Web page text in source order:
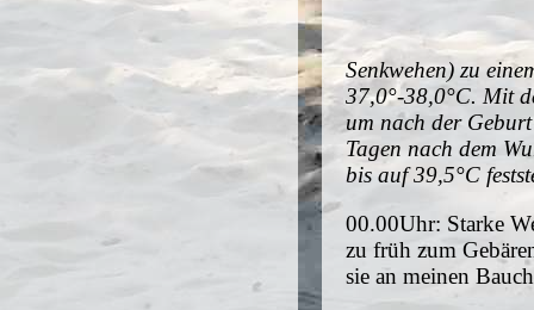
Senkwehen) zu
37,0°-38,0°C. Mit
um nach der
Tagen nach dem
bis auf 39,5°C
00.00Uhr: Starke
zu früh zum
sie an meinen